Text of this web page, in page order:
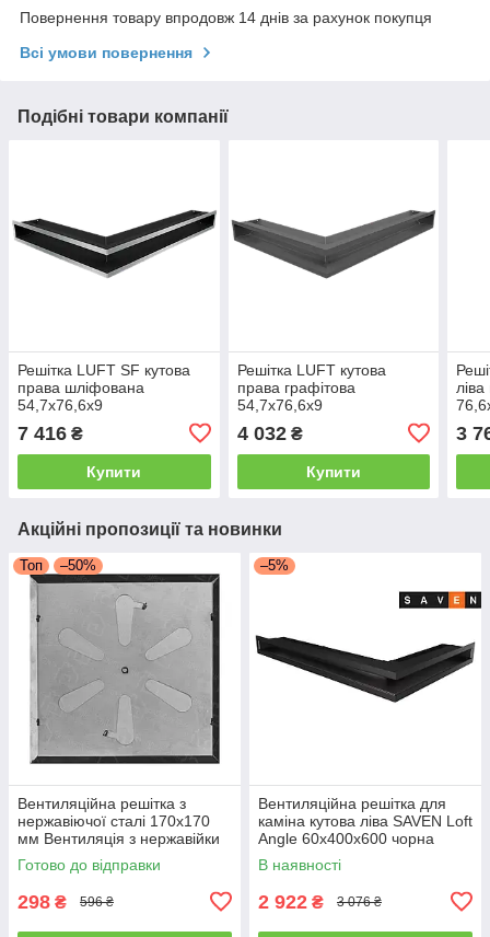
Повернення товару впродовж 14 днів за рахунок покупця
Всі умови повернення
Подібні товари компанії
Решітка LUFT SF кутова
права шліфована
54,7x76,6x9
7 416 ₴
Купити
Решітка LUFT кутова
права графітова
54,7x76,6x9
4 032₴
Купити
3
Акційні пропозиції та новинки
Топ –50%
Вентиляційна решітка з
нержавіючої сталі 170x170
мм Вентиляція з нержавійки
для печі
Готово до відправки
298 ₴ 596 ₴
–5%
Вентиляційна решітка для
каміна кутова ліва SAVEN Loft
Angle 60х400х600 чорна
В наявності
2 922 ₴ 3 076 ₴